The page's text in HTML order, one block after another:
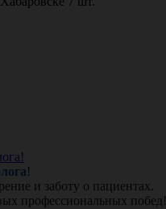
!
и заботу о пациентах.
профессиональных побед!